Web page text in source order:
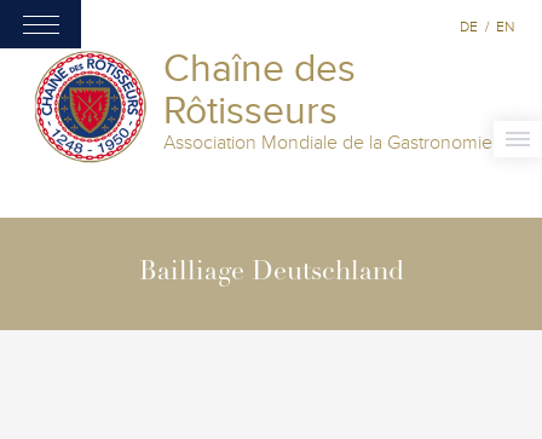
Chaîne des
Rôtisseurs
Association Mondiale de la Gastronomie
DE / EN
Bailliage Deutschland